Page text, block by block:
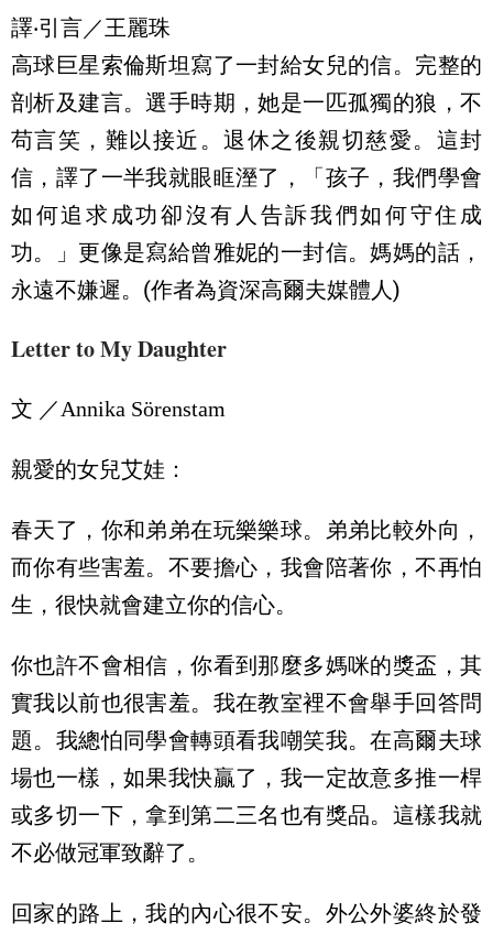
譯‧引言／王麗珠
高球巨星索倫斯坦寫了一封給女兒的信。完整的
剖析及建言。選手時期，她是一匹孤獨的狼，不
苟言笑，難以接近。退休之後親切慈愛。這封
信，譯了一半我就眼眶溼了，「孩子，我們學會
如何追求成功卻沒有人告訴我們如何守住成
功。」更像是寫給曾雅妮的一封信。媽媽的話，
永遠不嫌遲。(作者為資深高爾夫媒體人)
Letter to My Daughter
文 ／ Annika Sörenstam
親愛的女兒艾娃：
春天了，你和弟弟在玩樂樂球。弟弟比較外向，
而你有些害羞。不要擔心，我會陪著你，不再怕
生，很快就會建立你的信心。
你也許不會相信，你看到那麼多媽咪的獎盃，其
實我以前也很害羞。我在教室裡不會舉手回答問
題。我總怕同學會轉頭看我嘲笑我。在高爾夫球
場也一樣，如果我快贏了，我一定故意多推一桿
或多切一下，拿到第二三名也有獎品。這樣我就
不必做冠軍致辭了。
回家的路上，我的內心很不安。外公外婆終於發